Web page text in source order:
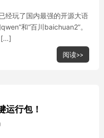
经玩了国内最强的开源大语
和“百川baichuan2”。
[…]
阅读>>
行包！